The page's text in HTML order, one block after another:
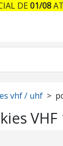
vhf / uhf
VHF
DE01/08